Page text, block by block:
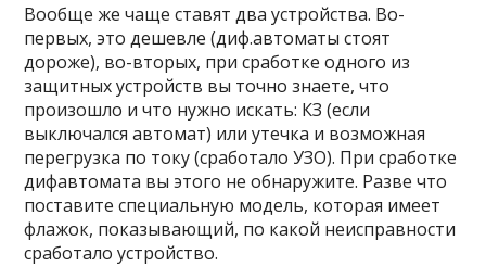
Вообще же чаще ставят два устройства. Во-
первых, это дешевле (диф.автоматы стоят
дороже), во-вторых, при сработке одного из
защитных устройств вы точно знаете, что
произошло и что нужно искать: КЗ (если
выключался автомат) или утечка и возможная
перегрузка по току (сработало УЗО). При сработке
дифавтомата вы этого не обнаружите. Разве что
поставите специальную модель, которая имеет
флажок, показывающий, по какой неисправности
сработало устройство.